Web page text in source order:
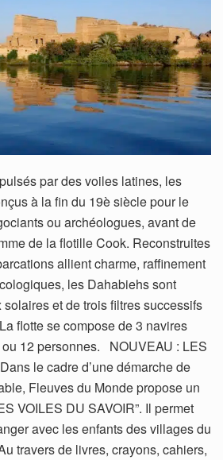
par des voiles latines, les
à la fin du 19è siècle pour le
ou archéologues, avant de
de la flotille Cook. Reconstruites
allient charme, raffinement
les Dahabiehs sont
et de trois filtres successifs
flotte se compose de 3 navires
12 personnes. NOUVEAU : LES
le cadre d’une démarche de
Fleuves du Monde propose un
VOILES DU SAVOIR”. Il permet
avec les enfants des villages du
travers de livres, crayons, cahiers,